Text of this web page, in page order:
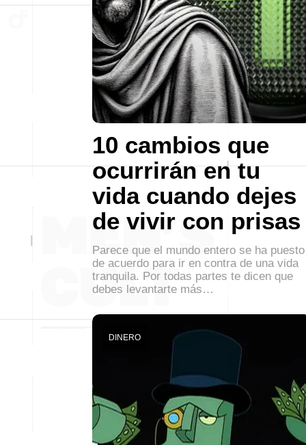
10 cambios que
ocurrirán en tu
vida cuando dejes
de vivir con prisas
Parece que el mundo entero se ha puesto
de acuerdo para ir en contra de una vida
tranquila. Por todas partes te dicen que
debes levantarte más…
DINERO